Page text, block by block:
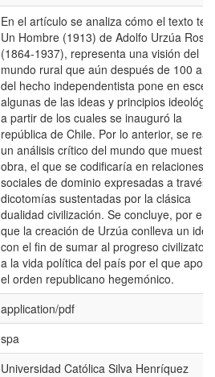
En el artí­culo se analiza cómo el texto
Un Hombre (1913) de Adolfo Urzúa
(1864-1937), representa una visión del
mundo rural que aún después de 100
del hecho independentista pone en
algunas de las ideas y principios
a partir de los cuales se inauguró la
república de Chile. Por lo anterior, se
un análisis crí­tico del mundo que
obra, el que se codificarí­a en relaciones
sociales de dominio expresadas a través
dicotomí­as sustentadas por la clásica
dualidad civilización. Se concluye, por
que la creación de Urzúa conlleva un
con el fin de sumar al progreso
a la vida polí­tica del paí­s por el que
el orden republicano hegemónico.
application/pdf
spa
Universidad Católica Silva Henrí­quez